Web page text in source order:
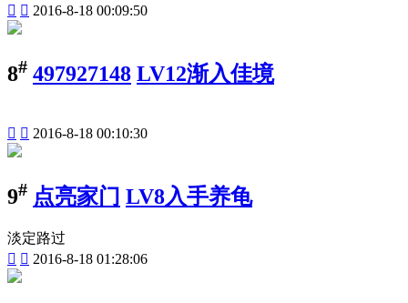
  2016-8-18 00:09:50
8# 497927148 LV12渐入佳境
  2016-8-18 00:10:30
9# 点亮家门 LV8入手养龟
淡定路过
  2016-8-18 01:28:06